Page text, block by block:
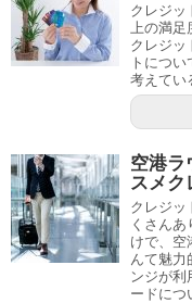
クレジッ
上の満
クレジッ
トにつ
考えてい
空港ラ
スメク
クレジッ
くさん
けで、空
んて魅力
ンジが利
ードにつ